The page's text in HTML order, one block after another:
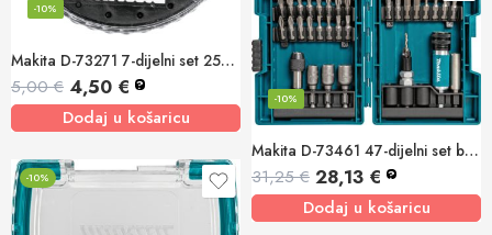
Makita D-73271 7-dijelni set 25mm bit nastavaka (PH,SL,PZ)+adapter
-10%
5,00€ 4,50 € ?
Dodaj u košaricu
Makita D-73461 47-dijelni set bit nastavaka
-10%
31,25€ 28,13 € ?
Dodaj u košaricu
-10%